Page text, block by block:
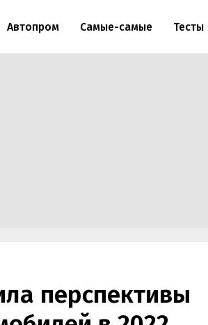
Автопром Самые-самые Тесты
перспективы